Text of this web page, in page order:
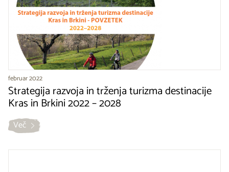
februar 2022
Strategija razvoja in trženja turizma destinacije
Kras in Brkini 2022 – 2028
Več